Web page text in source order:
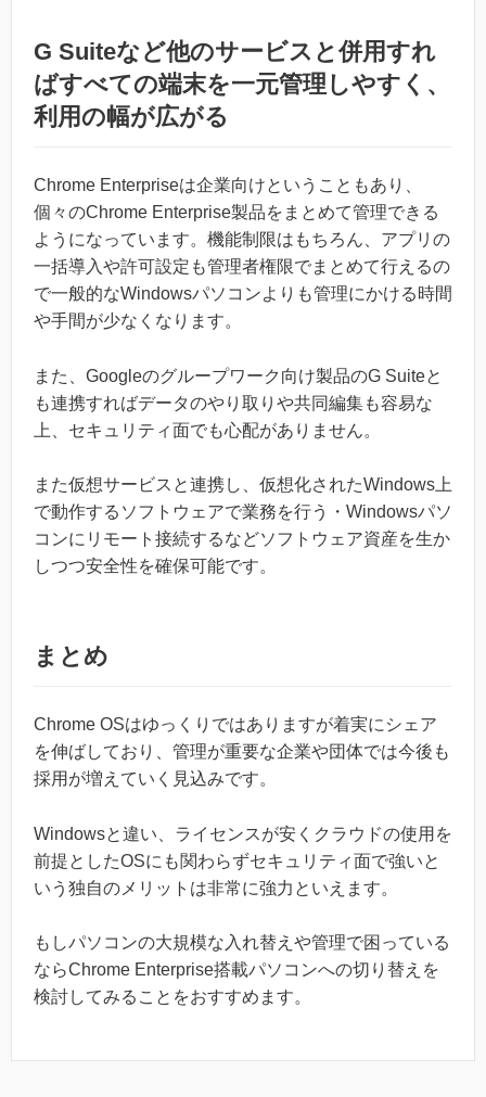
G Suiteなど他のサービスと併用すれ
ばすべての端末を一元管理しやすく、
利用の幅が広がる
Chrome Enterpriseは企業向けということもあり、
個々のChrome Enterprise製品をまとめて管理できる
ようになっています。機能制限はもちろん、アプリの
一括導入や許可設定も管理者権限でまとめて行えるの
で一般的なWindowsパソコンよりも管理にかける時間
や手間が少なくなります。
また、Googleのグループワーク向け製品のG Suiteと
も連携すればデータのやり取りや共同編集も容易な
上、セキュリティ面でも心配がありません。
また仮想サービスと連携し、仮想化されたWindows上
で動作するソフトウェアで業務を行う・Windowsパソ
コンにリモート接続するなどソフトウェア資産を生か
しつつ安全性を確保可能です。
まとめ
Chrome OSはゆっくりではありますが着実にシェア
を伸ばしており、管理が重要な企業や団体では今後も
採用が増えていく見込みです。
Windowsと違い、ライセンスが安くクラウドの使用を
前提としたOSにも関わらずセキュリティ面で強いと
いう独自のメリットは非常に強力といえます。
もしパソコンの大規模な入れ替えや管理で困っている
ならChrome Enterprise搭載パソコンへの切り替えを
検討してみることをおすすめます。